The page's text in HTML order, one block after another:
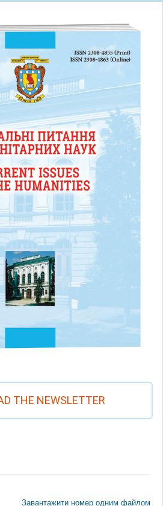
THE NEWSLETTER
Завантажити номер одним файлом